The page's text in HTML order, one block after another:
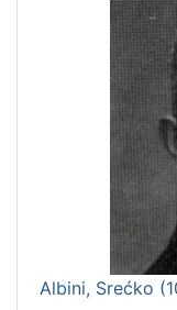
Albini, Srećko